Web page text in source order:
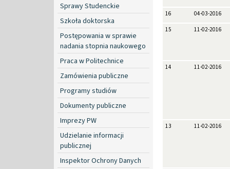
Sprawy Studenckie
Szkoła doktorska
Postępowania w sprawie
nadania stopnia naukowego
Praca w Politechnice
Zamówienia publiczne
Programy studiów
Dokumenty publiczne
Imprezy PW
Udzielanie informacji
publicznej
Inspektor Ochrony Danych
16 04-03-2016
15 11-02-2016
14 11-02-2016
13 11-02-2016